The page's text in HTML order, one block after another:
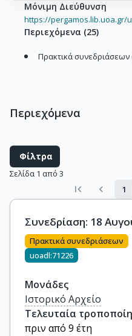
Μόνιμη Διεύθυνση
https://pergamos.lib.uoa.gr/
Περιεχόμενα (25)
Πρακτικά συνεδριάσεων
Περιεχόμενα
Φίλτρα
Σελίδα 1 από 3
1
Συνεδρίαση: 18
Πρακτικά συνεδριάσεων
uoadl:71226
Μονάδες
Ιστορικό Αρχείο
Τελευταία
πριν από 9 έτη